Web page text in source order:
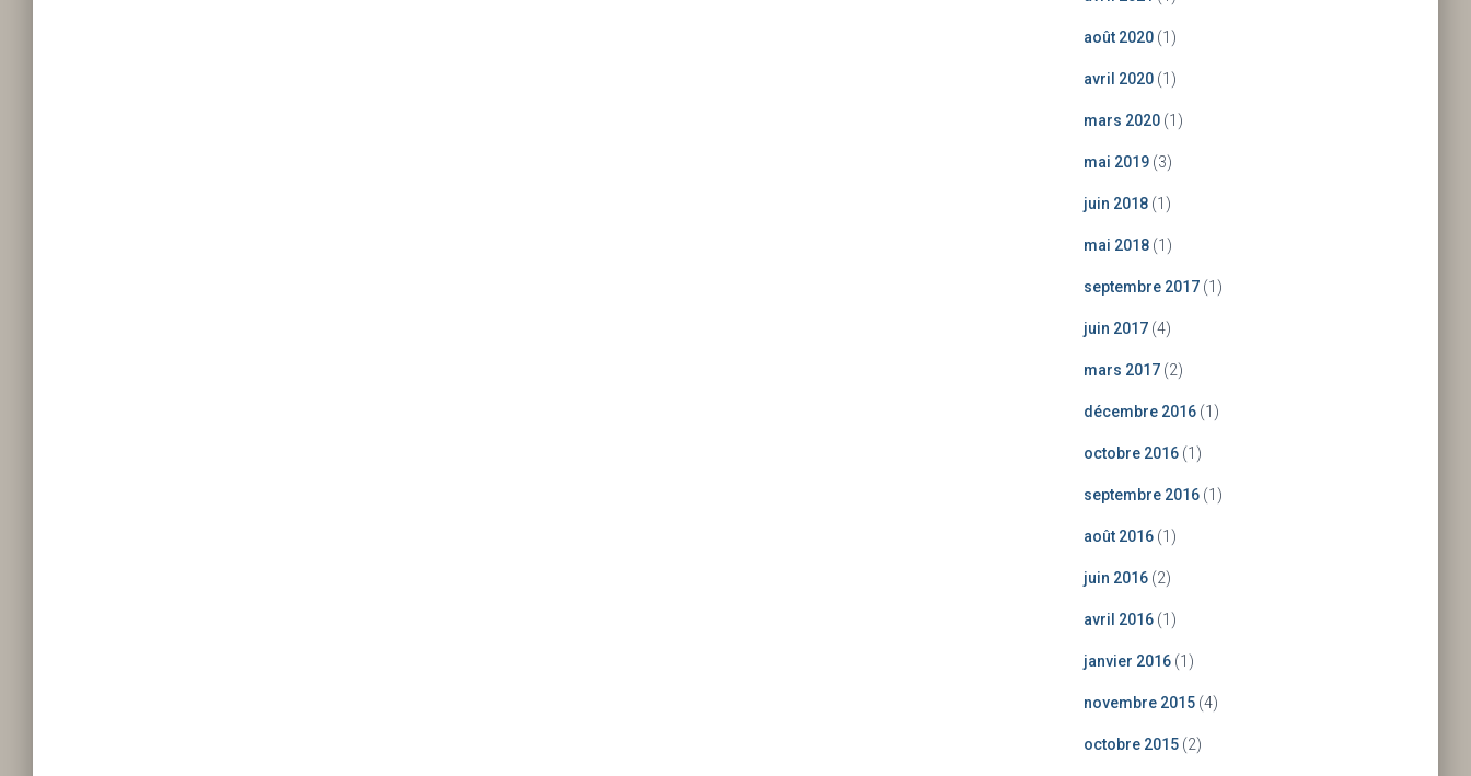
août 2020(1)
avril 2020(1)
mars 2020(1)
mai 2019(3)
juin 2018(1)
mai 2018(1)
septembre 2017(1)
juin 2017(4)
mars 2017(2)
décembre 2016(1)
octobre 2016(1)
septembre 2016(1)
août 2016(1)
juin 2016(2)
avril 2016(1)
janvier 2016(1)
novembre 2015(4)
octobre 2015(2)